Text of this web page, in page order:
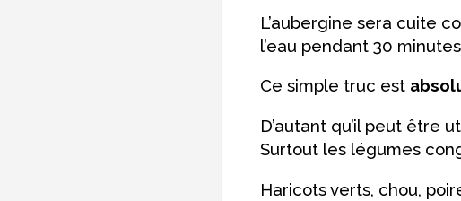
L’aubergine sera cuite
l’eau pendant 30
Ce simple truc est
D’autant qu’il peut être
Surtout les légumes
Haricots verts, chou,